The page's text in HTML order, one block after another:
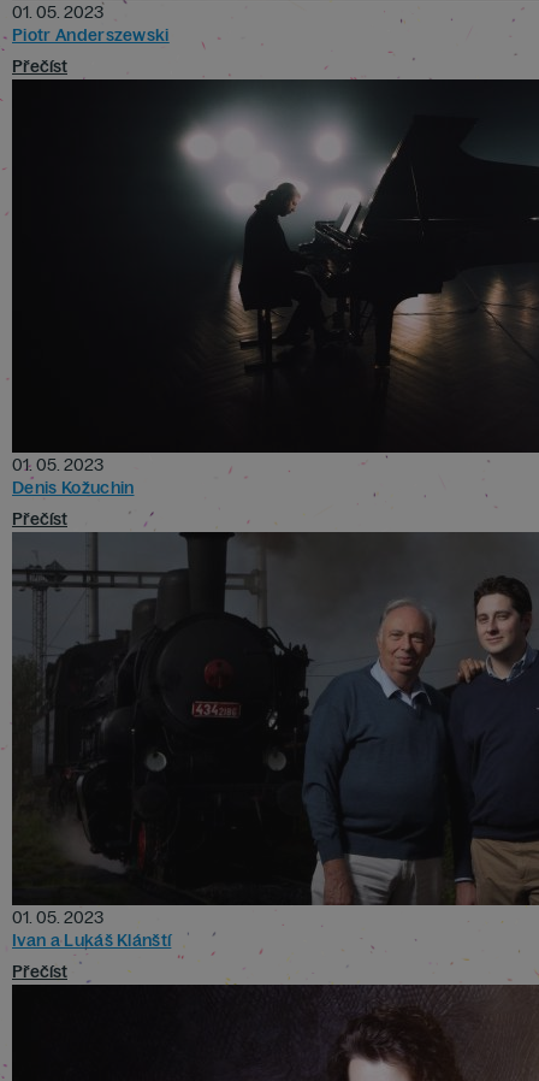
01. 05. 2023
Piotr Anderszewski
Přečíst
01. 05. 2023
Denis Kožuchin
Přečíst
01. 05. 2023
Ivan a Lukáš Klánští
Přečíst